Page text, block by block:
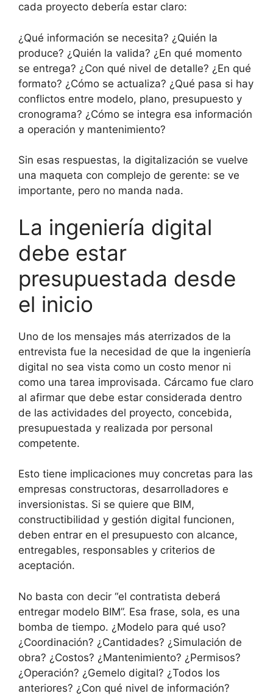
cada proyecto debería estar claro:
¿Qué información se necesita? ¿Quién la
produce? ¿Quién la valida? ¿En qué momento
se entrega? ¿Con qué nivel de detalle? ¿En qué
formato? ¿Cómo se actualiza? ¿Qué pasa si hay
conflictos entre modelo, plano, presupuesto y
cronograma? ¿Cómo se integra esa información
a operación y mantenimiento?
Sin esas respuestas, la digitalización se vuelve
una maqueta con complejo de gerente: se ve
importante, pero no manda nada.
La ingeniería digital
debe estar
presupuestada desde
el inicio
Uno de los mensajes más aterrizados de la
entrevista fue la necesidad de que la ingeniería
digital no sea vista como un costo menor ni
como una tarea improvisada. Cárcamo fue claro
al afirmar que debe estar considerada dentro
de las actividades del proyecto, concebida,
presupuestada y realizada por personal
competente.
Esto tiene implicaciones muy concretas para las
empresas constructoras, desarrolladores e
inversionistas. Si se quiere que BIM,
constructibilidad y gestión digital funcionen,
deben entrar en el presupuesto con alcance,
entregables, responsables y criterios de
aceptación.
No basta con decir “el contratista deberá
entregar modelo BIM”. Esa frase, sola, es una
bomba de tiempo. ¿Modelo para qué uso?
¿Coordinación? ¿Cantidades? ¿Simulación de
obra? ¿Costos? ¿Mantenimiento? ¿Permisos?
¿Operación? ¿Gemelo digital? ¿Todos los
anteriores? ¿Con qué nivel de información?